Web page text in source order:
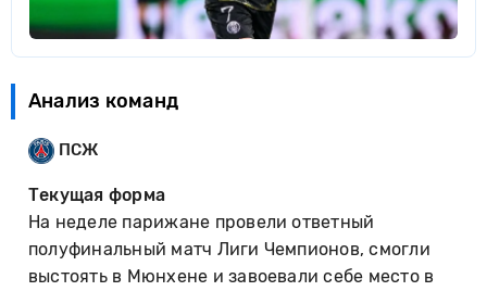
Анализ команд
ПСЖ
Текущая форма
На неделе парижане провели ответный
полуфинальный матч Лиги Чемпионов, смогли
выстоять в Мюнхене и завоевали себе место в